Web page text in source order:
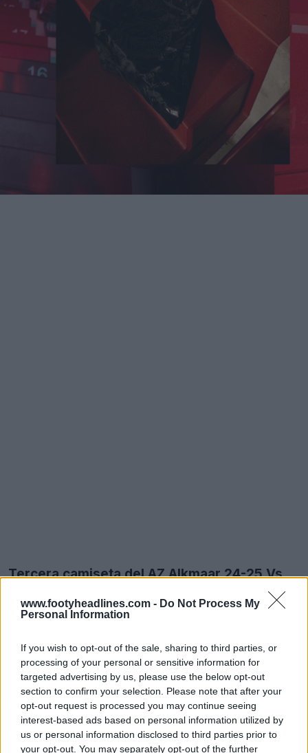
www.footyheadlines.com - Do Not Process My
Personal Information
If you wish to opt-out of the sale, sharing to third parties, or
processing of your personal or sensitive information for
targeted advertising by us, please use the below opt-out
section to confirm your selection. Please note that after your
opt-out request is processed you may continue seeing
interest-based ads based on personal information utilized by
us or personal information disclosed to third parties prior to
your opt-out. You may separately opt-out of the further
Tercera camiseta del AZ Alkmaar 24-25 Vs